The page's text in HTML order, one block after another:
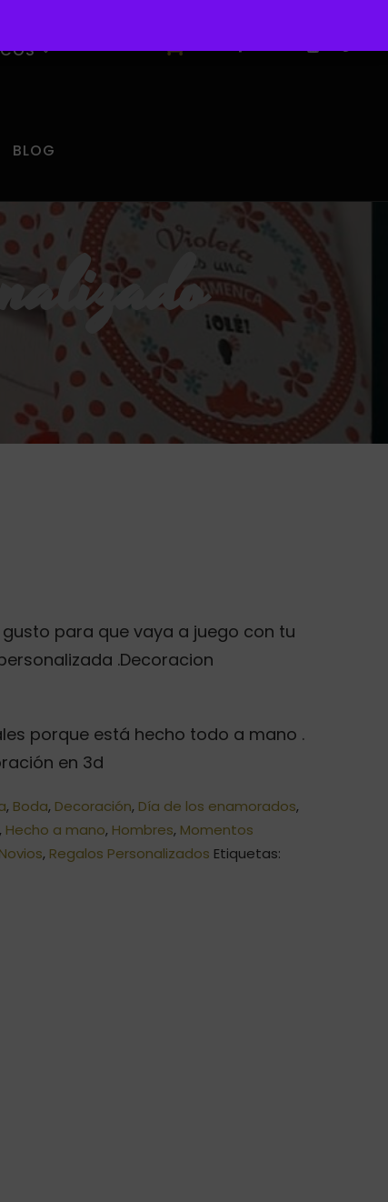
BLOG
para que vaya a juego con tu
.Decoracion
porque está hecho todo a mano .
en 3d
, Boda, Decoración, Día de los enamorados,
, Hecho a mano, Hombres, Momentos
Novios, Regalos Personalizados Etiquetas: